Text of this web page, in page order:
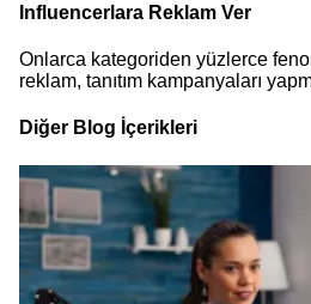
Influencerlara Reklam Ver
Onlarca kategoriden yüzlerce
reklam, tanıtım kampanyaları
Diğer Blog İçerikleri